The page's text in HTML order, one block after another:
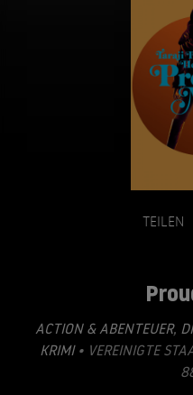
TEILEN
ACTION & ABENTEUER,
KRIMI• VEREINIGTE